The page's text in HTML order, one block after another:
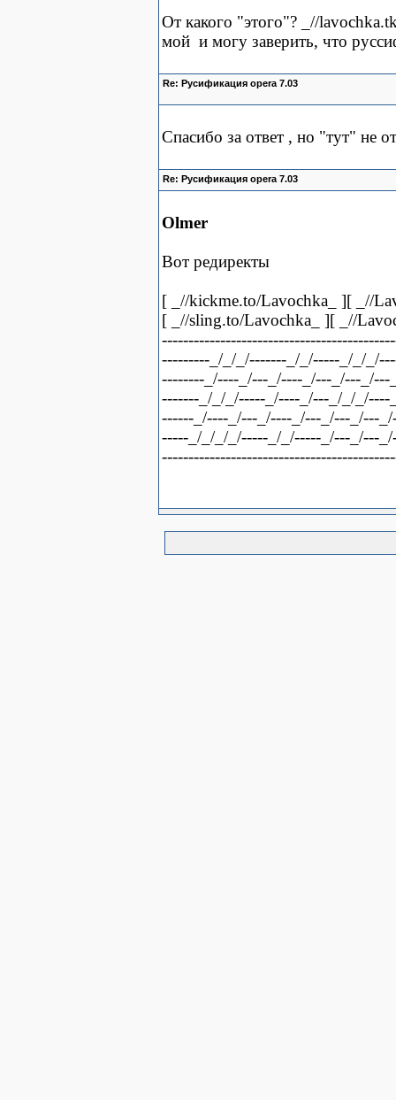
От какого "этого"? _//
мой и могу заверить, что
Re: Русификация opera 7.03
Спасибо за ответ , но "тут" не
Re: Русификация opera 7.03
Olmer
Вот редиректы
[ _//kickme.to/Lavochka_ ][ _//
[ _//sling.to/Lavochka_ ][ _//
---------_/_/_/-------_/_/-----_/_/
--------_/----_/---_/----_/---_/---_/---
-------_/_/_/-----_/----_/---_/_/_/----
------_/----_/---_/----_/---_/---_/---
-----_/_/_/_/-----_/_/-----_/---_/---